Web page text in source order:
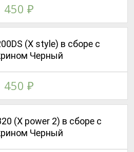
(X power 2) в сборе с
Черный
(X style) в сборе с
Черный
450 ₽
450 ₽